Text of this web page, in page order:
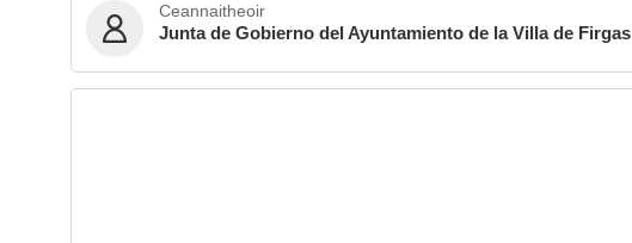
Ceannaitheoir
Junta de Gobierno del Ayuntamiento de la Villa de Firgas